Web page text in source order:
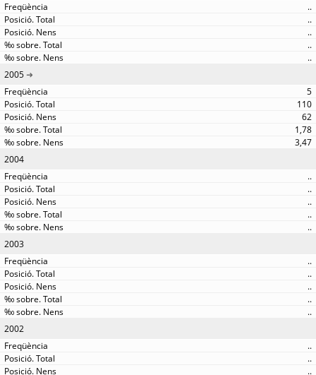
..
..
..
..
..
2005
5
110
62
1,78
3,47
2004
..
..
..
..
..
2003
..
..
..
..
..
2002
..
..
..